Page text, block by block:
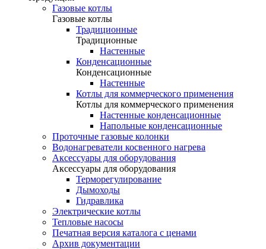
Газовые котлы
Газовые котлы
Традиционные
Традиционные
Настенные
Конденсационные
Конденсационные
Настенные
Котлы для коммерческого применения
Котлы для коммерческого применения
Настенные конденсационные
Напольные конденсационные
Проточные газовые колонки
Водонагреватели косвенного нагрева
Аксессуары для оборудования
Аксессуары для оборудования
Терморегулирование
Дымоходы
Гидравлика
Электрические котлы
Тепловые насосы
Печатная версия каталога с ценами
Архив документации